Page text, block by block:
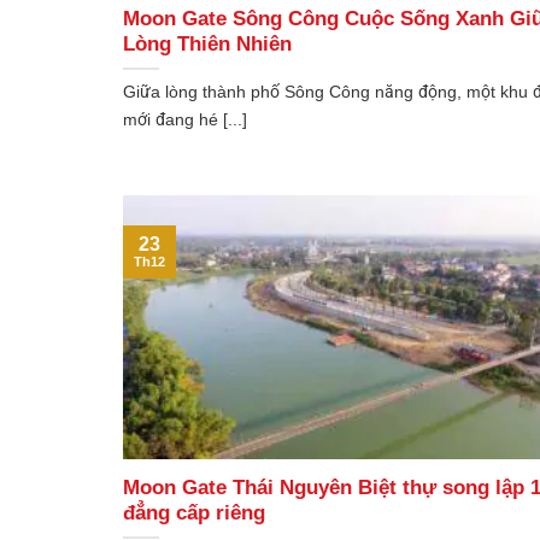
Moon Gate Sông Công Cuộc Sống Xanh
Lòng Thiên Nhiên
Giữa lòng thành phố Sông Công năng động, một khu
mới đang hé [...]
Moon Gate Thái Nguyên Biệt thự song lập
đẳng cấp riêng
23
Th12